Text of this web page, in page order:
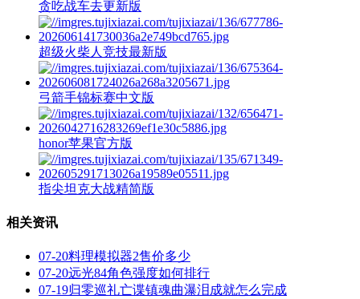
贪吃战车去更新版
超级火柴人竞技最新版
弓箭手锦标赛中文版
honor苹果官方版
指尖坦克大战精简版
相关资讯
07-20料理模拟器2售价多少
07-20远光84角色强度如何排行
07-19归零巡礼亡谍镇魂曲瀑泪成就怎么完成